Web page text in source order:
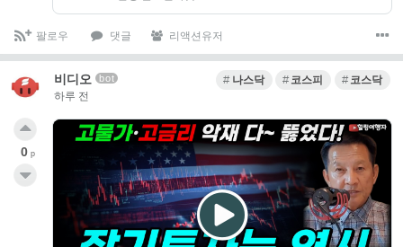
팔로우 댓글 리액션유저
비디오 bot
하루 전
나스닥 코스피 코스닥
0 p